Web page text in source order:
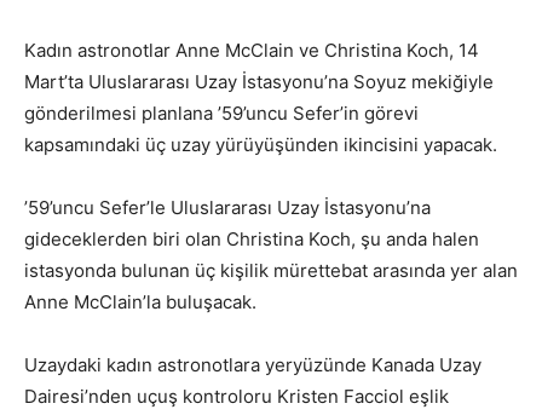
Kadın astronotlar Anne McClain ve Christina Koch, 14
Mart’ta Uluslararası Uzay İstasyonu’na Soyuz mekiğiyle
gönderilmesi planlana ’59’uncu Sefer’in görevi
kapsamındaki üç uzay yürüyüşünden ikincisini yapacak.
’59’uncu Sefer’le Uluslararası Uzay İstasyonu’na
gideceklerden biri olan Christina Koch, şu anda halen
istasyonda bulunan üç kişilik mürettebat arasında yer alan
Anne McClain’la buluşacak.
Uzaydaki kadın astronotlara yeryüzünde Kanada Uzay
Dairesi’nden uçuş kontroloru Kristen Facciol eşlik